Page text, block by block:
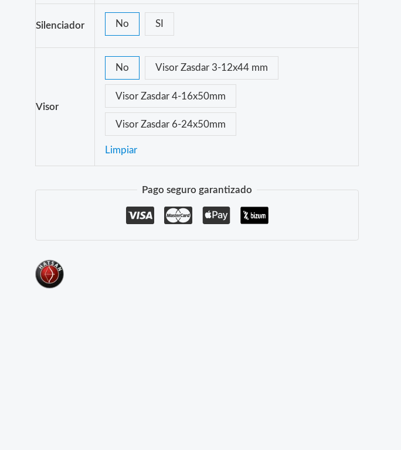
Silenciador No SI
Visor
No Visor Zasdar 3-12x44 mm
Visor Zasdar 4-16x50mm
Visor Zasdar 6-24x50mm
Limpiar
Pago seguro garantizado